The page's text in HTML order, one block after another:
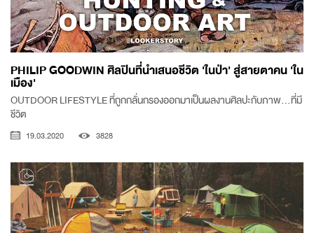
PHILIP GOODWIN ศิลปินที่นำเสนอชีวิต 'ในป่า' สู่สายตาคน 'ใน
เมือง'
OUTDOOR LIFESTYLE ที่ถูกกลั่นกรองออกมาเป็นผลงานศิลปะกับภาพ...ที่มี
ชีวิต
19.03.2020 3828